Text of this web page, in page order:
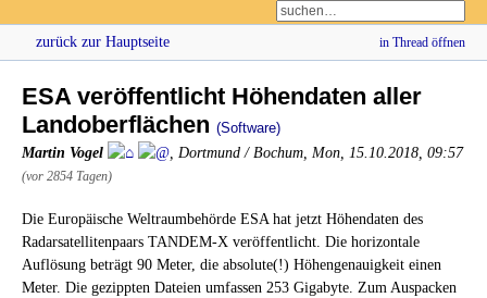
zurück zur Hauptseite in Thread öffnen
ESA veröffentlicht Höhendaten aller
Landoberflächen (Software)
Martin Vogel Dortmund / Bochum Mon, 15.10.2018, 09:57
(vor 2854 Tagen)
Die Europäische Weltraumbehörde ESA hat jetzt Höhendaten des
Radarsatellitenpaars TANDEM-X veröffentlicht. Die horizontale
Auflösung beträgt 90 Meter, die absolute(!) Höhengenauigkeit einen
Meter. Die gezippten Dateien umfassen 253 Gigabyte. Zum Auspacken